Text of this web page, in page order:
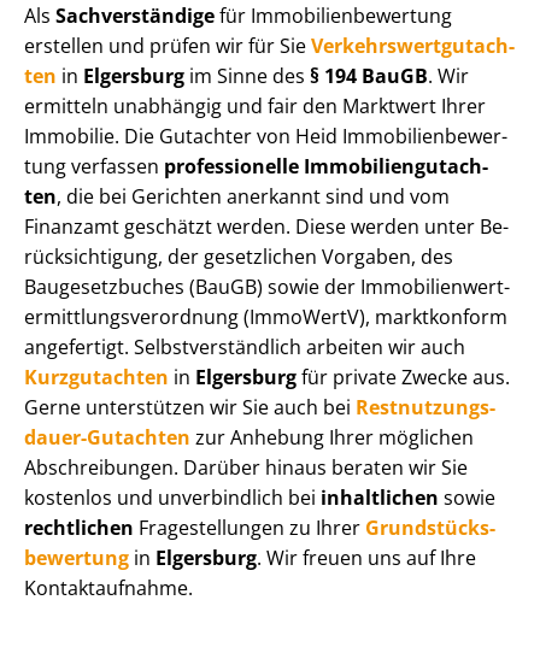
Als Sachverständigefür Im­mo­bi­li­en­be­wer­tung
erstellen und prüfen wir für SieVer­kehrs­wert­gut­ach­
ten in Elgersburg im Sinne des § 194 BauGB. Wir
ermitteln unabhängig und fair den Marktwert Ihrer
Immobilie. Die Gutachter von Heid Im­mo­bi­li­en­be­wer­
tung verfassen professionelle Im­mo­bi­li­en­gut­ach­
ten, die bei Gerichten anerkannt sind und vom
Finanzamt geschätzt werden. Diese werden unter Be­
rück­sich­ti­gung, der gesetzlichen Vorgaben, des
Baugesetzbuches (BauGB) sowie der Im­mo­bi­li­en­wert­
ermitt­lungs­ver­ord­nung (ImmoWertV), marktkonform
angefertigt. Selbst­ver­ständ­lich arbeiten wir auch
Kurzgutachten in Elgersburgfür private Zwecke aus.
Gerne unterstützen wir Sie auch bei Rest­nut­zungs­
dau­er-Gutachten zur Anhebung Ihrer möglichen
Abschreibungen. Darüber hinaus beraten wir Sie
kostenlos und unverbindlich bei inhaltlichen sowie
rechtlichen Fragestellungen zu Ihrer Grund­stücks­
be­wer­tung in Elgersburg. Wir freuen uns auf Ihre
Kontaktaufnahme.